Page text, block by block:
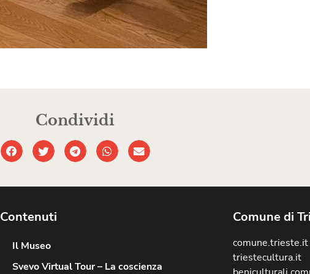
Condividi
Contenuti
Il Museo
Svevo Virtual Tour – La coscienza
Comune di
comune.trieste.it
triestecultura.it